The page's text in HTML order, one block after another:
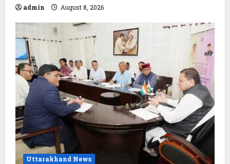
admin August 8, 2026
Uttarakhand News